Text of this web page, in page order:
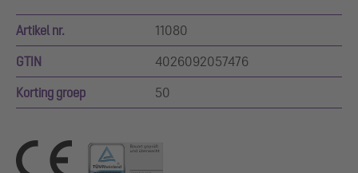
Artikel nr. 11080
GTIN 4026092057476
Korting groep 50